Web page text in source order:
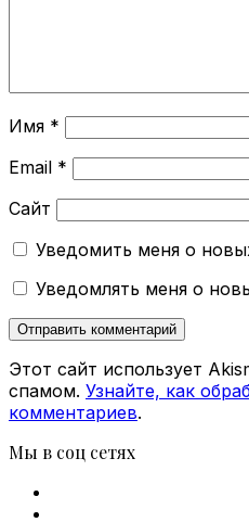
Имя *
Email *
Сайт
Уведомить меня о
Уведомлять меня о
Этот сайт использует
спамом. Узнайте, как
комментариев.
Мы в соц сетях